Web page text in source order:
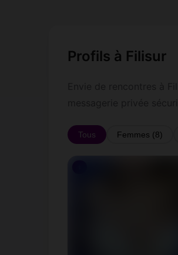
Profils à Filisur
Tous Femmes (8)